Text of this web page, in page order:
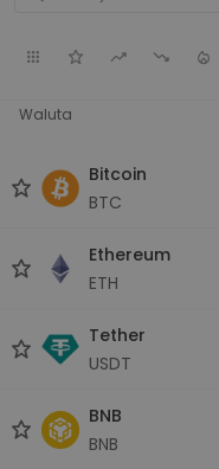
Waluta
Bitcoin
BTC
Ethereum
ETH
Tether
USDT
BNB
BNB